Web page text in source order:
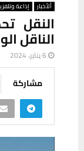
ألأخبار إذاعة
النقل
الناقل
6 يناير، 2024
مشاركة